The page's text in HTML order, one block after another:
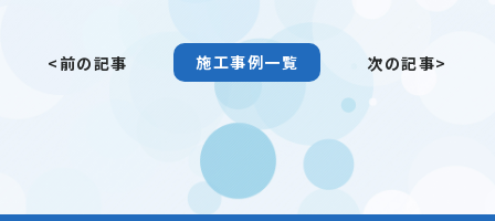
<前の記事 施工事例一覧 次の記事>